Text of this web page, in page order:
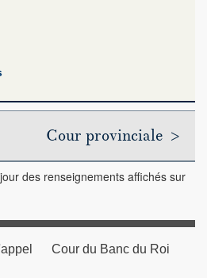
Cour provinciale >
des renseignements affichés sur
Cour du Banc du Roi